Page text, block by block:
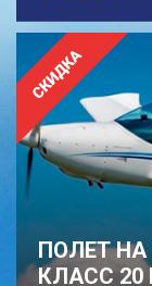
ПОЛЕТ НА
КЛАСС 20